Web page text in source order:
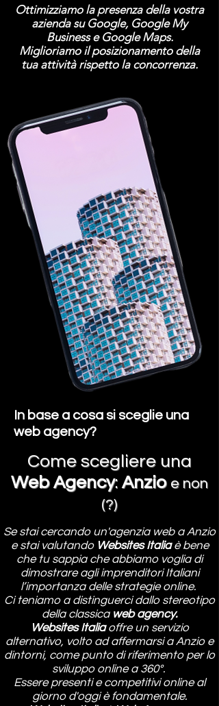
Ottimizziamo la presenza della vostra
azienda su Google, Google My
Business e Google Maps.
Miglioriamo il posizionamento della
tua attività rispetto la concorrenza.
In base a cosa si sceglie una
web agency?
Come scegliere una
Web Agency:Anzio e non
(?)
Se stai cercando un'agenzia web a Anzio
e stai valutando Websites Italiaè bene
che tu sappia che abbiamo voglia di
dimostrare agli imprenditori Italiani
l’importanza delle strategie online.
Ci teniamo a distinguerci dallo stereotipo
della classica web agency.
Websites Italiaoffre un servizio
alternativo, volto ad affermarsi a Anzio e
dintorni, come punto di riferimento per lo
sviluppo online a 360°.
Essere presenti e competitivi online al
giorno d'oggi è fondamentale.